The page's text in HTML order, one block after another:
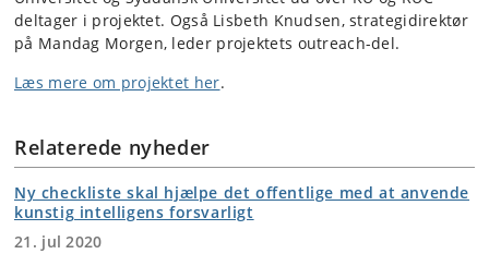
deltager i projektet. Også Lisbeth Knudsen, strategidirektør
på Mandag Morgen, leder projektets outreach-del.
Læs mere om projektet her.
Relaterede nyheder
Ny checkliste skal hjælpe det offentlige med at anvende
kunstig intelligens forsvarligt
21. jul 2020